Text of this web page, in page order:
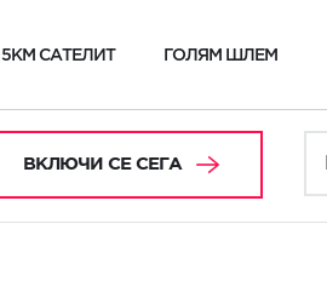
5KM САТЕЛИТ ГОЛЯМ ШЛЕМ
ВКЛЮЧИ СЕ СЕГА